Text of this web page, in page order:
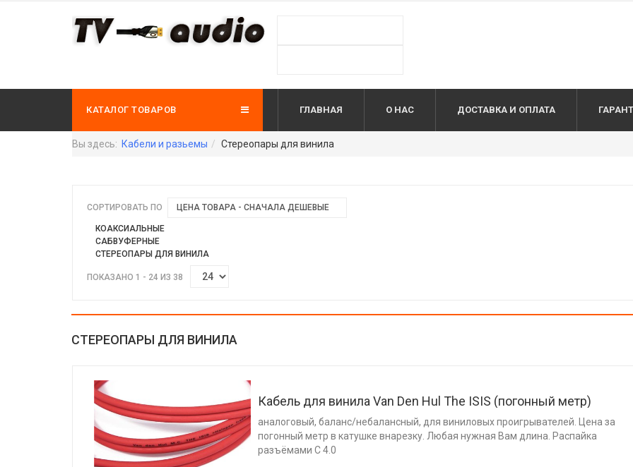
КАТАЛОГ ТОВАРОВ ГЛАВНАЯ О НАС ДОСТАВКА И ОПЛАТА
Вы здесь: Кабели и разьемы Стереопары для винила
СОРТИРОВАТЬ ПО ЦЕНА ТОВАРА - СНАЧАЛА ДЕШЕВЫЕ
КОАКСИАЛЬНЫЕ
САБВУФЕРНЫЕ
СТЕРЕОПАРЫ ДЛЯ ВИНИЛА
ПОКАЗАНО 1 - 24 ИЗ 38
СТЕРЕОПАРЫ ДЛЯ ВИНИЛА
Кабель для винила Van Den Hul The ISIS (погонный метр)
аналоговый, баланс/небалансный, для виниловых проигрывателей. Цена за
погонный метр в катушке внарезку. Любая нужная Вам длина. Распайка
разъёмами С 4.0